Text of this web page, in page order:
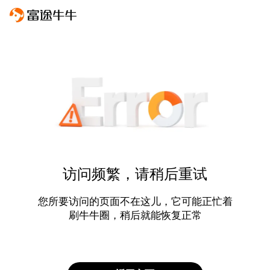
访问频繁，请稍后重试
您所要访问的页面不在这儿，它可能正忙着
刷牛牛圈，稍后就能恢复正常